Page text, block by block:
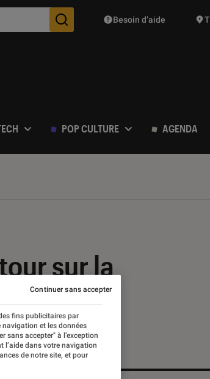
Des suggestions de produits
Besoin d’aide
POP CULTURE AGENDA
sur la
fins publicitaires par
et les données
sans accepter" à l’exception
l’aide dans votre navigation
de notre site, et pour
Continuer sans accepter